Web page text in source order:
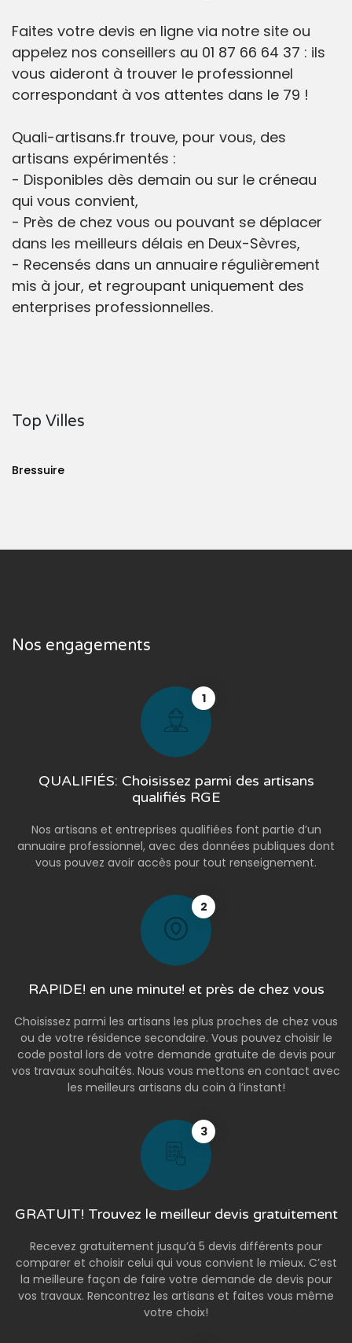
Faites votre devis en ligne via notre site ou
appelez nos conseillers au 01 87 66 64 37 : ils
vous aideront à trouver le professionnel
correspondant à vos attentes dans le 79 !
Quali-artisans.fr trouve, pour vous, des
artisans expérimentés :
- Disponibles dès demain ou sur le créneau
qui vous convient,
- Près de chez vous ou pouvant se déplacer
dans les meilleurs délais en Deux-Sèvres,
- Recensés dans un annuaire régulièrement
mis à jour, et regroupant uniquement des
enterprises professionnelles.
Top Villes
Bressuire
Nos engagements
1
QUALIFIÉS: Choisissez parmi des artisans
qualifiés RGE
Nos artisans et entreprises qualifiées font partie d’un
annuaire professionnel, avec des données publiques dont
vous pouvez avoir accès pour tout renseignement.
2
RAPIDE! en une minute! et près de chez vous
Choisissez parmi les artisans les plus proches de chez vous
ou de votre résidence secondaire. Vous pouvez choisir le
code postal lors de votre demande gratuite de devis pour
vos travaux souhaités. Nous vous mettons en contact avec
les meilleurs artisans du coin à l’instant!
3
GRATUIT! Trouvez le meilleur devis gratuitement
Recevez gratuitement jusqu’à 5 devis différents pour
comparer et choisir celui qui vous convient le mieux. C’est
la meilleure façon de faire votre demande de devis pour
vos travaux. Rencontrez les artisans et faites vous même
votre choix!